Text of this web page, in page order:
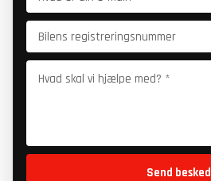
Send besked